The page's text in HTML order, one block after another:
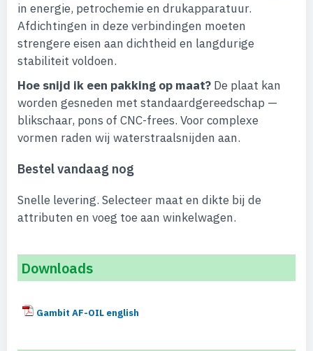
in energie, petrochemie en drukapparatuur.
Afdichtingen in deze verbindingen moeten
strengere eisen aan dichtheid en langdurige
stabiliteit voldoen.
Hoe snijd ik een pakking op maat? De plaat kan
worden gesneden met standaardgereedschap —
blikschaar, pons of CNC-frees. Voor complexe
vormen raden wij waterstraalsnijden aan.
Bestel vandaag nog
Snelle levering. Selecteer maat en dikte bij de
attributen en voeg toe aan winkelwagen.
Downloads
Gambit AF-OIL english